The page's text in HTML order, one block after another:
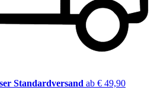
Standardversand ab € 49,90